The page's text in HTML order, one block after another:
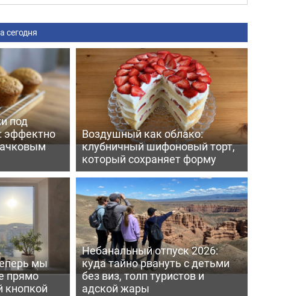
сегодня
под
эффектно
Воздушный как облако:
клубничный шифоновый торт,
который сохраняет форму
мы
прямо
кнопкой
Небанальный отпуск 2026:
куда тайно рвануть с детьми
без виз, толп туристов и
адской жары